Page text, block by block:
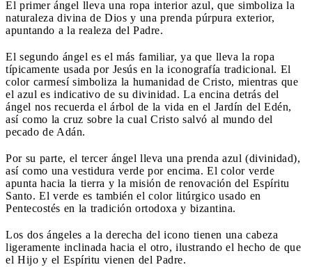
El primer ángel lleva una ropa interior azul, que simboliza la
naturaleza divina de Dios y una prenda púrpura exterior,
apuntando a la realeza del Padre.
El segundo ángel es el más familiar, ya que lleva la ropa
típicamente usada por Jesús en la iconografía tradicional. El
color carmesí simboliza la humanidad de Cristo, mientras que
el azul es indicativo de su divinidad. La encina detrás del
ángel nos recuerda el árbol de la vida en el Jardín del Edén,
así como la cruz sobre la cual Cristo salvó al mundo del
pecado de Adán.
Por su parte, el tercer ángel lleva una prenda azul (divinidad),
así como una vestidura verde por encima. El color verde
apunta hacia la tierra y la misión de renovación del Espíritu
Santo. El verde es también el color litúrgico usado en
Pentecostés en la tradición ortodoxa y bizantina.
Los dos ángeles a la derecha del icono tienen una cabeza
ligeramente inclinada hacia el otro, ilustrando el hecho de que
el Hijo y el Espíritu vienen del Padre.